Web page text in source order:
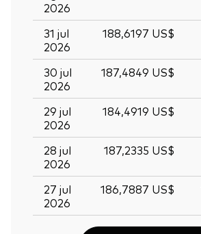
2026
31 jul
2026
188,6197 US$
30 jul
2026
187,4849 US$
29 jul
2026
184,4919 US$
28 jul
2026
187,2335 US$
27 jul
2026
186,7887 US$